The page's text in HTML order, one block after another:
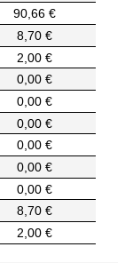
90,66 €
8,70 €
2,00 €
0,00 €
0,00 €
0,00 €
0,00 €
0,00 €
0,00 €
8,70 €
2,00 €